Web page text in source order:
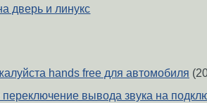
дверь и линукс
hands free для автомобиля
переключение вывода звука на